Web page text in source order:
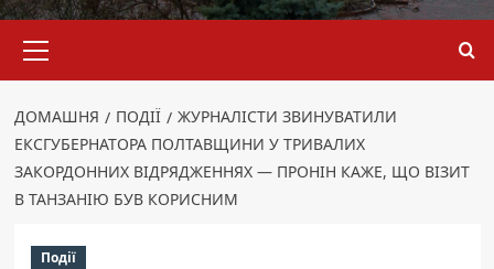
меню
ДОМАШНЯ ПОДІЇ
ЖУРНАЛІСТИ ЗВИНУВАТИЛИ
ЕКСГУБЕРНАТОРА ПОЛТАВЩИНИ У ТРИВАЛИХ
ЗАКОРДОННИХ ВІДРЯДЖЕННЯХ — ПРОНІН КАЖЕ, ЩО ВІЗИТ
В ТАНЗАНІЮ БУВ КОРИСНИМ
Події